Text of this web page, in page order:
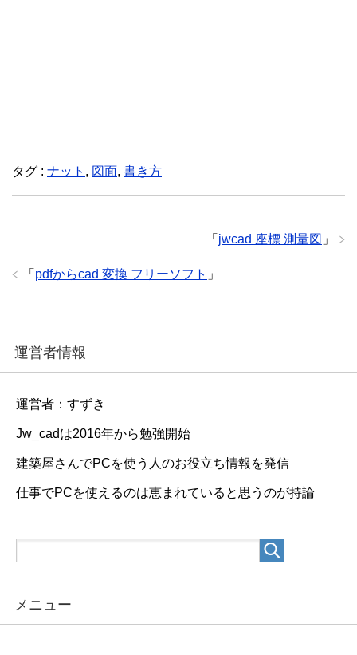
タグ : ナット , 図面, 書き方
「 jwcad 座標 測量図 」
「 pdfからcad 変換 フリーソフト 」
運営者情報
運営者：すずき
Jw_cadは2016年から勉強開始
建築屋さんでPCを使う人のお役立ち情報を発信
仕事でPCを使えるのは恵まれていると思うのが持論
メニュー